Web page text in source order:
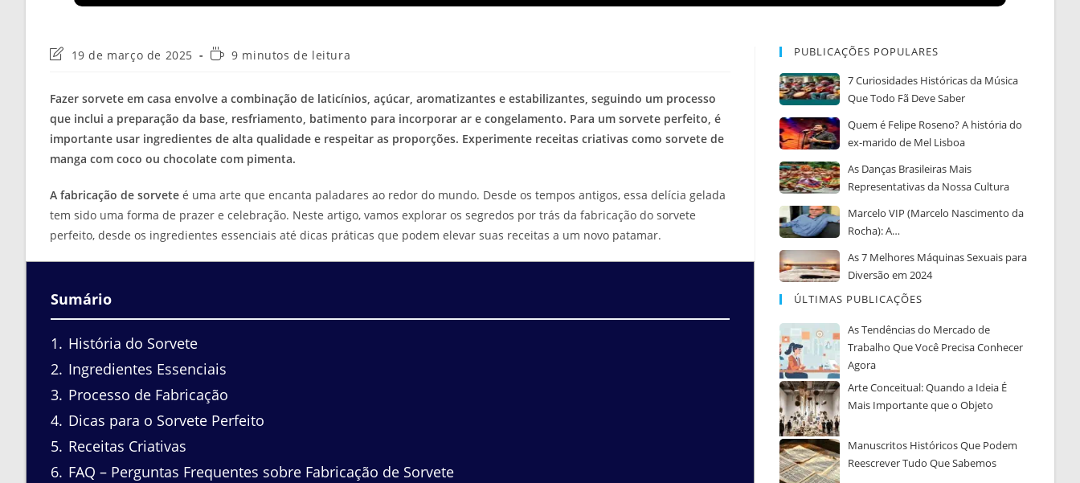
Última
post:
19 de março de 2025
Tempo9 minutos de leitura
Fazer sorvete em casa envolve a combinação de laticínios, açúcar, aromatizantes e estabilizantes, seguindo um processo
que inclui a preparação da base, resfriamento, batimento para incorporar ar e congelamento. Para um sorvete perfeito, é
importante usar ingredientes de alta qualidade e respeitar as proporções. Experimente receitas criativas como sorvete de
manga com coco ou chocolate com pimenta.
A fabricação de sorvete é uma arte que encanta paladares ao redor do mundo. Desde os tempos antigos, essa delícia gelada
tem sido uma forma de prazer e celebração. Neste artigo, vamos explorar os segredos por trás da fabricação do sorvete
perfeito, desde os ingredientes essenciais até dicas práticas que podem elevar suas receitas a um novo patamar.
Sumário
1
História do Sorvete
2 Ingredientes Essenciais
3 Processo de Fabricação
4 Dicas para o Sorvete Perfeito
5 Receitas Criativas
6 FAQ – Perguntas Frequentes sobre Fabricação de Sorvete
PUBLICAÇÕES POPULARES
7 Curiosidades Históricas da Música
Que Todo Fã Deve Saber
Quem é Felipe Roseno? A história do
ex-marido de Mel Lisboa
As Danças Brasileiras Mais
Representativas da Nossa Cultura
Marcelo VIP (Marcelo Nascimento da
Rocha): A…
As 7 Melhores Máquinas Sexuais para
Diversão em 2024
ÚLTIMAS PUBLICAÇÕES
As Tendências do Mercado de
Trabalho Que Você Precisa Conhecer
Agora
Arte Conceitual: Quando a Ideia É
Mais Importante que o Objeto
Manuscritos Históricos Que Podem
Reescrever Tudo Que Sabemos